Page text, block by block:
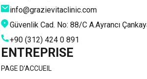
info@grazievitaclinic.com
Güvenlik Cad. No: 88/C A.Ayrancı
+90 (312) 424 0 891
ENTREPRISE
PAGE D’ACCUEIL